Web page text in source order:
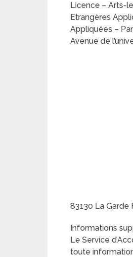
Licence – Arts-
Etrangères
Appliquées –
Avenue de
83130 La Garde
Informations
Le Service
toute